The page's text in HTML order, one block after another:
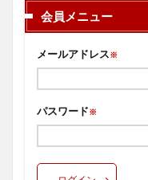
会員メニュー
メールアドレス※
パスワード※